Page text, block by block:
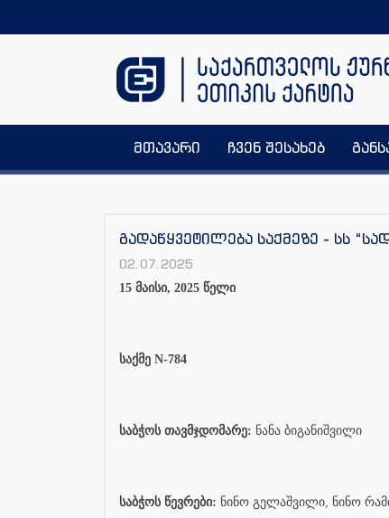
მთავარი ჩვენ შესახებ
გადაწყვეტილება საქმეზე - სს
02.07.2025
15 მაისი, 2025 წელი
საქმე N-784
საბჭოს თავმჯდომარე: ნანა ბიგანიშვილი
საბჭოს წევრები: ნინო გელაშვილი, ნინო